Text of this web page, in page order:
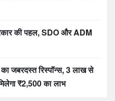
की पहल, SDO और ADM
का जबरदस्त रिस्पॉन्स, 3 लाख से
₹2,500 का लाभ